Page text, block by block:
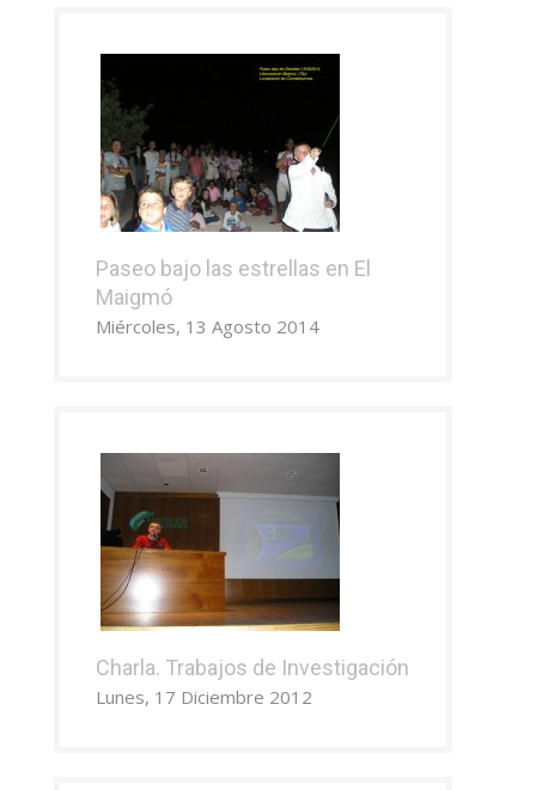
Paseo bajo las estrellas en El
Maigmó
Miércoles, 13 Agosto 2014
Charla. Trabajos de Investigación
Lunes, 17 Diciembre 2012